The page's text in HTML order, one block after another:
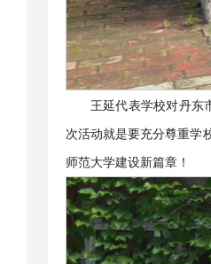
王延代表学校对丹东
次活动就是要充分尊重学
师范大学建设新篇章！